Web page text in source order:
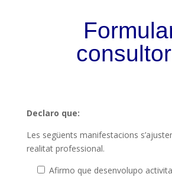
Declaro que:
Les següents manifestacions
realitat professional.
Afirmo que desenvolupo